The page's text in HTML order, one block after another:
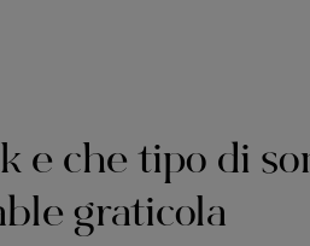
e che tipo di
graticola